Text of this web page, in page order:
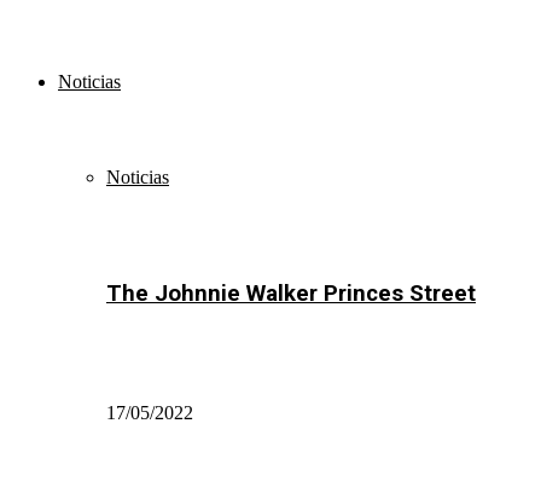
Noticias
Noticias
The Johnnie Walker Princes Street
17/05/2022